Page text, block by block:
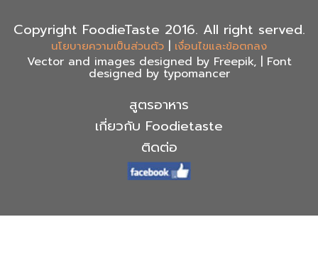
Copyright FoodieTaste 2016. All right served.
นโยบายความเป็นส่วนตัว | เงื่อนไขและข้อตกลง
Vector and images designed by Freepik, | Font
designed by typomancer
สูตรอาหาร
เกี่ยวกับ Foodietaste
ติดต่อ